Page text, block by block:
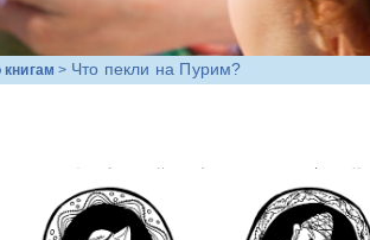
книгам > Что пекли на Пурим?